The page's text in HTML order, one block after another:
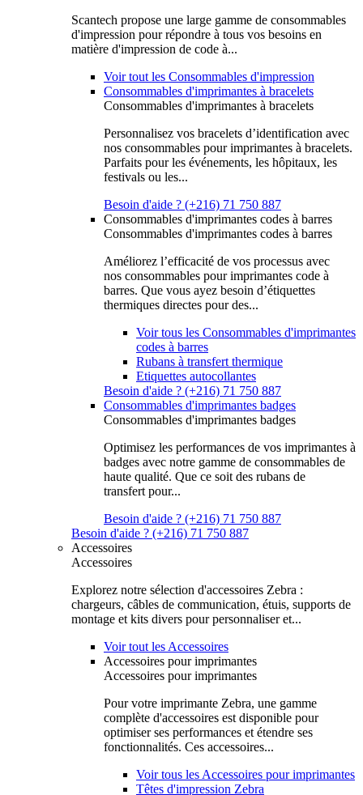
Scantech propose une large gamme de consommables
d'impression pour répondre à tous vos besoins en
matière d'impression de code à...
Voir tout les Consommables d'impression
Consommables d'imprimantes à bracelets
Consommables d'imprimantes à bracelets
Personnalisez vos bracelets d’identification avec
nos consommables pour imprimantes à bracelets.
Parfaits pour les événements, les hôpitaux, les
festivals ou les...
Besoin d'aide ? (+216) 71 750 887
Consommables d'imprimantes codes à barres
Consommables d'imprimantes codes à barres
Améliorez l’efficacité de vos processus avec
nos consommables pour imprimantes code à
barres. Que vous ayez besoin d’étiquettes
thermiques directes pour des...
Voir tous les Consommables d'imprimantes
codes à barres
Rubans à transfert thermique
Etiquettes autocollantes
Besoin d'aide ? (+216) 71 750 887
Consommables d'imprimantes badges
Consommables d'imprimantes badges
Optimisez les performances de vos imprimantes à
badges avec notre gamme de consommables de
haute qualité. Que ce soit des rubans de
transfert pour...
Besoin d'aide ? (+216) 71 750 887
Besoin d'aide ? (+216) 71 750 887
Accessoires
Accessoires
Explorez notre sélection d'accessoires Zebra :
chargeurs, câbles de communication, étuis, supports de
montage et kits divers pour personnaliser et...
Voir tout les Accessoires
Accessoires pour imprimantes
Accessoires pour imprimantes
Pour votre imprimante Zebra, une gamme
complète d'accessoires est disponible pour
optimiser ses performances et étendre ses
fonctionnalités. Ces accessoires...
Voir tous les Accessoires pour imprimantes
Têtes d'impression Zebra